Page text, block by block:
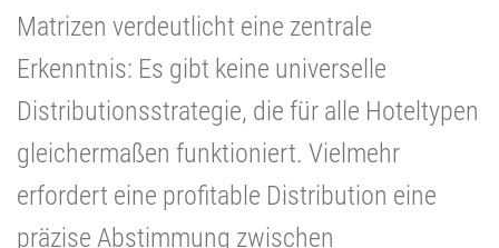
Matrizen verdeutlicht eine zentrale
Erkenntnis: Es gibt keine universelle
Distributionsstrategie, die für alle Hoteltypen
gleichermaßen funktioniert. Vielmehr
erfordert eine profitable Distribution eine
präzise Abstimmung zwischen